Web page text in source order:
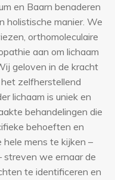
en Baarn benaderen
holistische manier. We
orthomoleculaire
aan om lichaam
geloven in de kracht
zelfherstellend
lichaam is uniek en
behandelingen die
behoeften en
mens te kijken –
streven we ernaar de
te identificeren en